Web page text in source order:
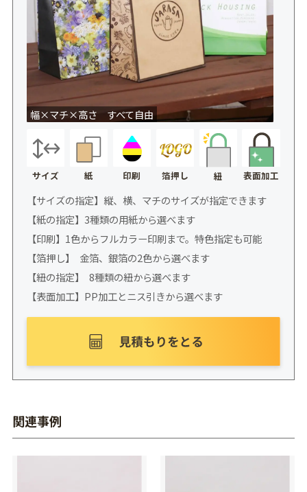
幅×マチ×高さ すべて自由
サイズ 紙 印刷 箔押し 紐 表面加工
【サイズの指定】縦、横、マチのサイズが指定できます
【紙の指定】3種類の用紙から選べます
【印刷】1色からフルカラー印刷まで。特色指定も可能
【箔押し】 金箔、銀箔の2色から選べます
【紐の指定】 8種類の紐から選べます
【表面加工】PP加工とニス引きから選べます
関連事例